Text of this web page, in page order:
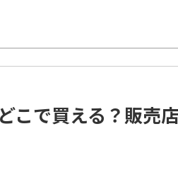
こで買える？販売